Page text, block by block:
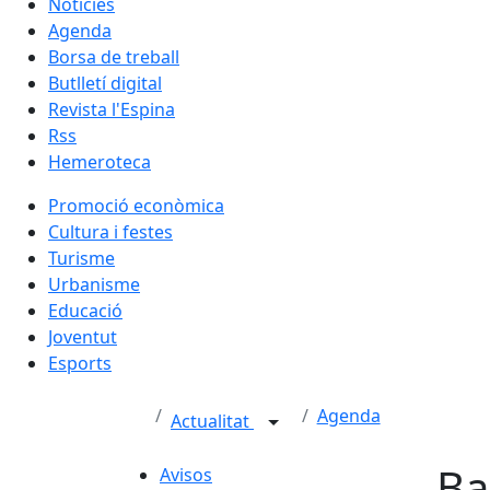
Agenda
Borsa de treball
Butlletí digital
Revista l'Espina
Rss
Hemeroteca
Promoció econòmica
Cultura i festes
Turisme
Urbanisme
Educació
Joventut
Esports
Actualitat Agenda
Avisos